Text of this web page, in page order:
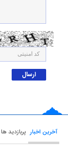
آخرین اخبار پربازدید ها